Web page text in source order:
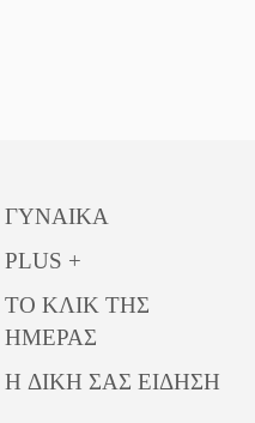
ΓΥΝΑΙΚΑ
PLUS +
ΤΟ ΚΛΙΚ ΤΗΣ
ΗΜΕΡΑΣ
Η ΔΙΚΗ ΣΑΣ ΕΙΔΗΣΗ